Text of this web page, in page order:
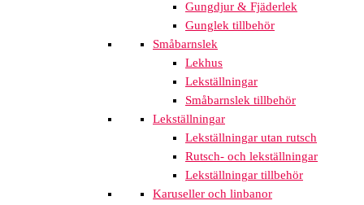
Gungdjur & Fjäderlek
Gunglek tillbehör
Småbarnslek
Lekhus
Lekställningar
Småbarnslek tillbehör
Lekställningar
Lekställningar utan rutsch
Rutsch- och lekställningar
Lekställningar tillbehör
Karuseller och linbanor